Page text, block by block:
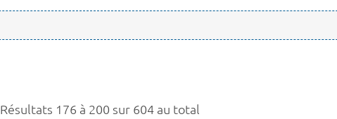
Résultats 176 à 200 sur 604 au total